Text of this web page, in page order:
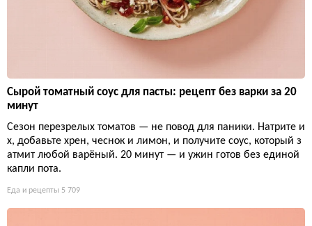
Сырой томатный соус для пасты: рецепт без варки за 20
минут
Сезон перезрелых томатов — не повод для паники. Натрите и
х, добавьте хрен, чеснок и лимон, и получите соус, который з
атмит любой варёный. 20 минут — и ужин готов без единой
капли пота.
Еда и рецепты 5 709